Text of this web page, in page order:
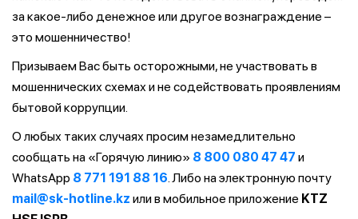
за какое-либо денежное или другое вознаграждение –
это мошенничество!
Призываем Вас быть осторожными, не участвовать в
мошеннических схемах и не содействовать проявлениям
бытовой коррупции.
О любых таких случаях просим незамедлительно
сообщать на «Горячую линию» 8 800 080 47 47 и
WhatsApp 8 771 191 88 16. Либо на электронную почту
mail@sk-hotline.kz или в мобильное приложение KTZ